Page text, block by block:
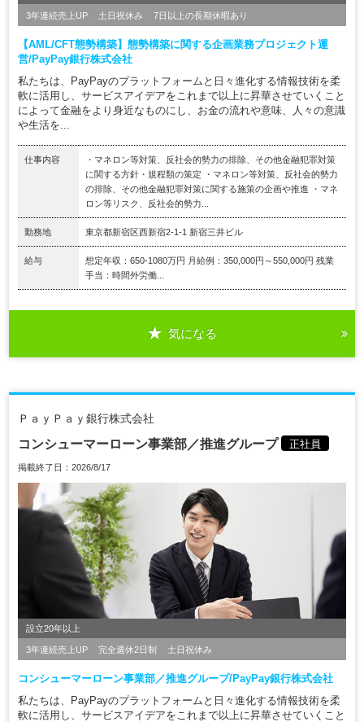
3年連続売上UP 土日祝休み 7日以上の長期休暇あり
【AML/CFT態勢構築】態勢構築に関する企画業務プロジェクト運
営/PayPay銀行株式会社
私たちは、PayPayのプラットフォームと日々進化する情報技術を柔
軟に活用し、サービスアイデアをこれまで以上に昇華させていくこと
によって金融をより身近なものにし、お金の流れや意味、人々の意識
や生活を...
仕事内容
・マネロン等対策、反社会的勢力の排除、その他金融犯罪対策
に関する方針・規程類の策定 ・マネロン等対策、反社会的勢力
の排除、その他金融犯罪対策に関する施策の企画や推進 ・マネ
ロン等リスク、反社会的勢力...
勤務地 東京都新宿区西新宿2-1-1 新宿三井ビル
給与
想定年収：650-1080万円 月給例：350,000円～550,000円 残業
手当：時間外労働...
気になる
ＰａｙＰａｙ銀行株式会社
コンシューマーローン事業部／推進グループ 正社員
掲載終了日：2026/8/17
設立20年以上
3年連続売上UP 完全週休2日制 土日祝休み
コンシューマーローン事業部／推進グループ/PayPay銀行株式会社
私たちは、PayPayのプラットフォームと日々進化する情報技術を柔
軟に活用し、サービスアイデアをこれまで以上に昇華させていくこと